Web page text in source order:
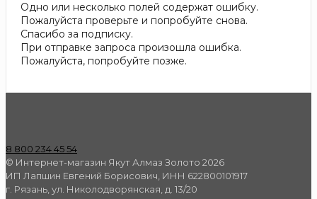
Одно или несколько полей содержат ошибку.
Пожалуйста проверьте и попробуйте снова.
Спасибо за подписку.
При отправке запроса произошла ошибка.
Пожалуйста, попробуйте позже.
8 800 234 45 54
© Интернет-магазин Якут Алмаз Золото 2026
ИП Лапшин Евгений Борисович, ИНН 622800101917
г. Рязань, ул. Николодворянская, д. 13/20